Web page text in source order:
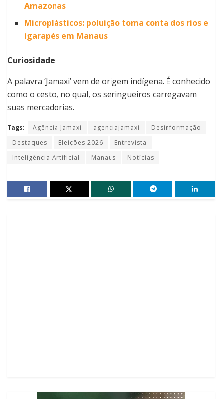
Amazonas
Microplásticos: poluição toma conta dos rios e
igarapés em Manaus
Curiosidade
A palavra ‘Jamaxi’ vem de origem indígena. É conhecido
como o cesto, no qual, os seringueiros carregavam
suas mercadorias.
Tags: Agência Jamaxi agenciajamaxi
Desinformação
Destaques
Eleições 2026
Entrevista
Inteligência Artificial
Manaus Notícias